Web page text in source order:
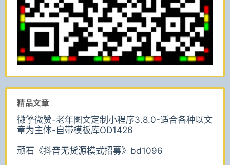
精品文章
微擎微赞-老年图文定制小程序3.8.0-适合各种以文
章为主体-自带模板库OD1426
顽石《抖音无货源模式招募》bd1096